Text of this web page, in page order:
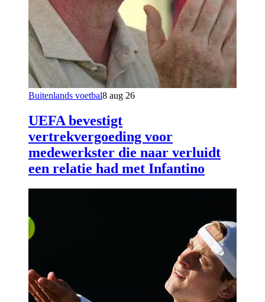
Buitenlands voetbal8 aug 26
UEFA bevestigt
vertrekvergoeding voor
medewerkster die naar verluidt
een relatie had met Infantino